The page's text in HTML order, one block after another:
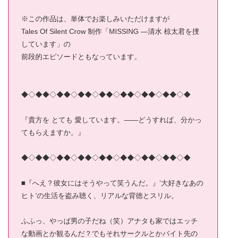
※この作品は、単体でお楽しみいただけますが
Tales Of Silent Crow 制作「MISSING ―清水 椋太君を捜
しています」の
前段的エピソードともなっています。
◆◇◆◆◇◆◆◇◆◆◇◆◆◇◆◆◇◆◆◇◆◆◇◆
『貴方を とても 愛しています。――どうすれば、分かっ
てもらえますか。』
◆◇◆◆◇◆◆◇◆◆◇◆◆◇◆◆◇◆◆◇◆◆◇◆
■『へえ？彼女にはそうやって笑うんだ。』’大好きなあの
ヒト’の生活を盗み聴く、リアルな背徳とスリル。
ふふっ、やっぱ男の子だね（笑）アナタも家ではエッチ
な動画とか観るんだ？でもそれサークルとかバイト先の